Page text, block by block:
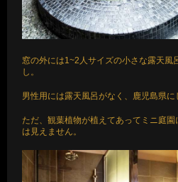
窓の外には1~2人サイズの小さな露天風
し。
男性用には露天風呂がなく、鹿児島県に
ただ、観葉植物が植えてあってミニ庭
は見えません。